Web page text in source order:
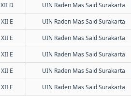
XII D UIN Raden Mas Said Surakarta
XII E UIN Raden Mas Said Surakarta
XII E UIN Raden Mas Said Surakarta
XII E UIN Raden Mas Said Surakarta
XII E UIN Raden Mas Said Surakarta
XII E UIN Raden Mas Said Surakarta